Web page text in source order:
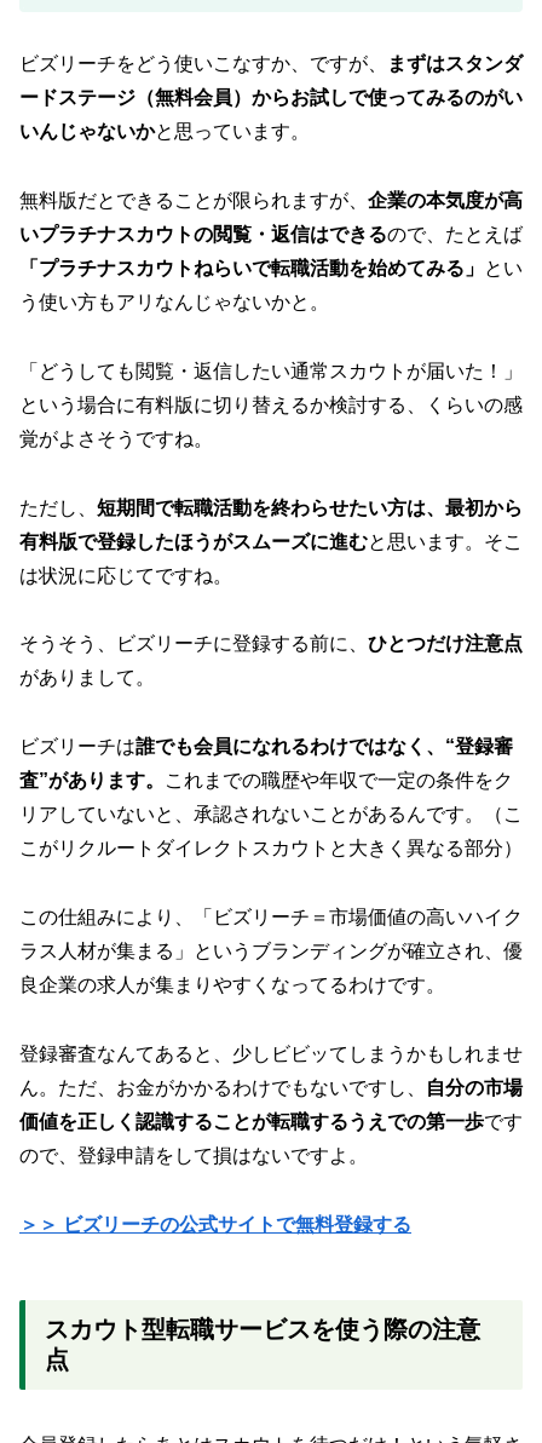
ビズリーチをどう使いこなすか、ですが、
まずはスタンダ
ードステージ（無料会員）からお試しで使ってみるのがい
いんじゃないかと思っています。
無料版だとできることが限られますが、 企業の本気度が高
いプラチナスカウトの閲覧・返信はできるので、たとえば
「プラチナスカウトねらいで転職活動を始めてみる」 とい
う使い方もアリなんじゃないかと。
「どうしても閲覧・返信したい通常スカウトが届いた！」
という場合に有料版に切り替えるか検討する、くらいの感
覚がよさそうですね。
ただし、 短期間で転職活動を終わらせたい方は、最初から
有料版で登録したほうがスムーズに進むと思います。そこ
は状況に応じてですね。
そうそう、ビズリーチに登録する前に、 ひとつだけ注意点
がありまして。
ビズリーチは誰でも会員になれるわけではなく、“登録審
査”があります。
これまでの職歴や年収で一定の条件をク
リアしていないと、承認されないことがあるんです。（こ
こがリクルートダイレクトスカウトと大きく異なる部分）
この仕組みにより、「ビズリーチ＝市場価値の高いハイク
ラス人材が集まる」というブランディングが確立され、優
良企業の求人が集まりやすくなってるわけです。
登録審査なんてあると、少しビビッてしまうかもしれませ
ん。ただ、お金がかかるわけでもないですし、
自分の市場
価値を正しく認識することが転職するうえでの第一歩です
ので、登録申請をして損はないですよ。
＞＞ ビズリーチの公式サイトで無料登録する
スカウト型転職サービスを使う際の注意
点